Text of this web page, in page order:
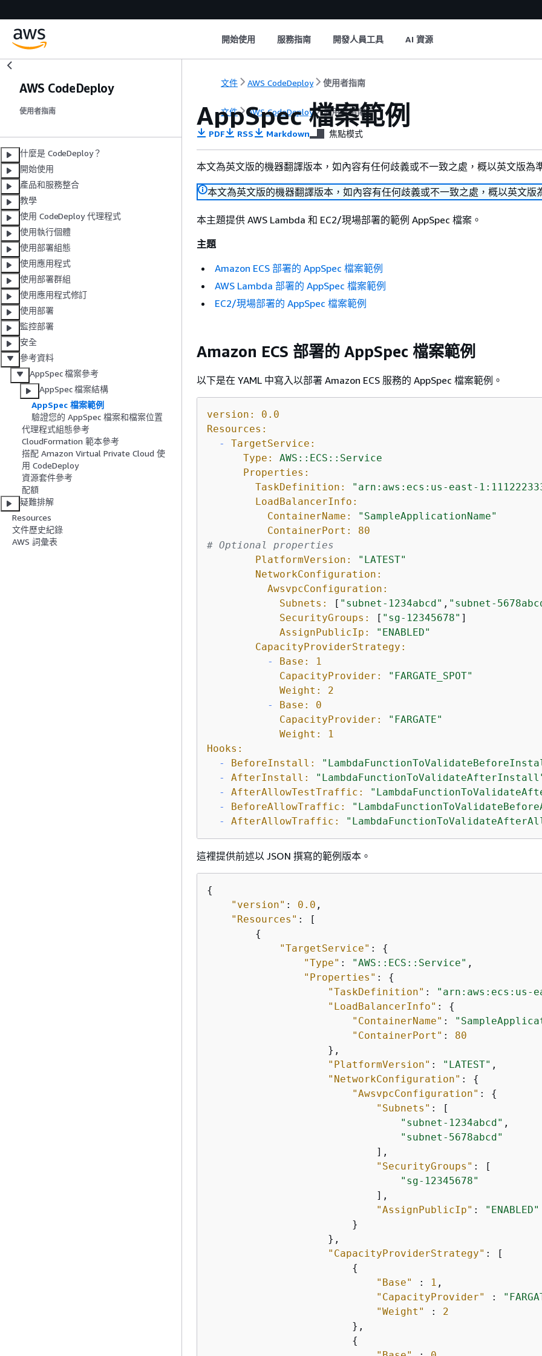
開始使用 服務指南 開發人員工具 AI 資源
AWS CodeDeploy
使用者指南
什麼是 CodeDeploy？
開始使用
產品和服務整合
教學
使用 CodeDeploy 代理程式
使用執行個體
使用部署組態
使用應用程式
使用部署群組
使用應用程式修訂
使用部署
監控部署
安全
參考資料
AppSpec 檔案參考
AppSpec 檔案結構
AppSpec 檔案範例
驗證您的 AppSpec 檔案和檔案位置
代理程式組態參考
CloudFormation 範本參考
搭配 Amazon Virtual Private Cloud 使
用 CodeDeploy
資源套件參考
配額
疑難排解
Resources
文件歷史紀錄
AWS 詞彙表
文件 AWS CodeDeploy 使用者指南
文件 AWS CodeDeploy 使用者指南
AppSpec 檔案範例
PDF RSS Markdown 焦點模式
本文為英文版的機器翻譯版本，如內容有任何歧義或不一致之處，概以英文版為
本文為英文版的機器翻譯版本，如內容有任何歧義或不一致之處，概以英文版
本主題提供 AWS Lambda 和 EC2/現場部署的範例 AppSpec 檔案。
主題
Amazon ECS 部署的 AppSpec 檔案範例
AWS Lambda 部署的 AppSpec 檔案範例
EC2/現場部署的 AppSpec 檔案範例
Amazon ECS 部署的 AppSpec 檔案範例
以下是在 YAML 中寫入以部署 Amazon ECS 服務的 AppSpec 檔案範例。
version:
0.0
Resources:
-
TargetService:
Type:
AWS::ECS::Service
Properties:
TaskDefinition:
"arn:aws:ecs:us-east-
LoadBalancerInfo:
ContainerName:
"SampleApplicationName"
ContainerPort:
80
# Optional properties
PlatformVersion:
"LATEST"
NetworkConfiguration:
AwsvpcConfiguration:
Subnets:
[ "subnet-1234abcd" , "subnet-
SecurityGroups:
[ "sg-12345678" ]
AssignPublicIp:
"ENABLED"
CapacityProviderStrategy:
-
Base:
1
CapacityProvider:
"FARGATE_SPOT"
Weight:
2
-
Base:
0
CapacityProvider:
"FARGATE"
Weight:
1
Hooks:
-
BeforeInstall:
-
AfterInstall:
-
AfterAllowTestTraffic:
-
BeforeAllowTraffic:
-
AfterAllowTraffic:
這裡提供前述以 JSON 撰寫的範例版本。
{
"version" : 0.0 ,
"Resources" : [
{
"TargetService" : {
"Type" : "AWS::ECS::Service" ,
"Properties" : {
"TaskDefinition" :
"arn:aws:ecs:us-
"LoadBalancerInfo" : {
"ContainerName" :
"ContainerPort" : 80
                    },
"PlatformVersion" : "LATEST" ,
"NetworkConfiguration" : {
"AwsvpcConfiguration" : {
"Subnets" : [
"subnet-1234abcd" ,
"subnet-5678abcd"
                            ],
"SecurityGroups" : [
"sg-12345678"
                            ],
"AssignPublicIp" :
"ENABLED"
                        }
                    },
"CapacityProviderStrategy" : [
{
"Base"
: 1 ,
"CapacityProvider"
:
"Weight"
: 2
                        },
{